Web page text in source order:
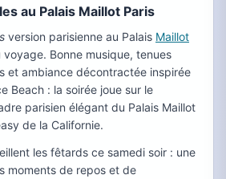
au Palais Maillot Paris
version parisienne au Palais Maillot
voyage. Bonne musique, tenues
et ambiance décontractée inspirée
Beach : la soirée joue sur le
parisien élégant du Palais Maillot
de la Californie.
les fêtards ce samedi soir : une
moments de repos et de